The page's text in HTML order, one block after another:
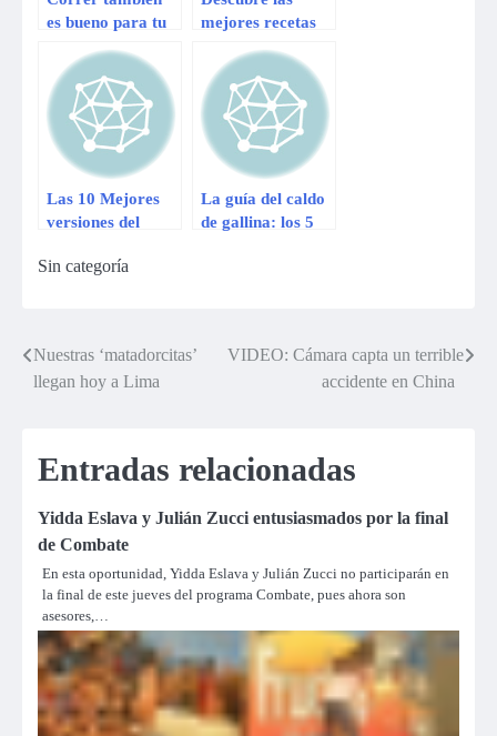
es bueno para tu
mejores recetas
Las 10 Mejores
versiones del
Recopiladas para
La guía del caldo
de gallina: los 5
Sin categoría
Navegación
Nuestras ‘matadorcitas’
llegan hoy a Lima
VIDEO: Cámara capta un terrible
accidente en China
Entradas relacionadas
Yidda Eslava y Julián Zucci entusiasmados por la final
de Combate
En esta oportunidad, Yidda Eslava y Julián Zucci no participarán en
la final de este jueves del programa Combate, pues ahora son
asesores,…